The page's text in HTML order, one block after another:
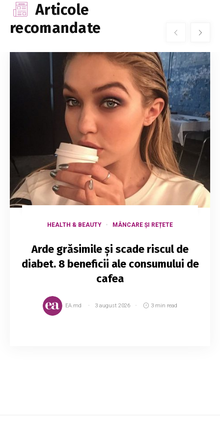
Articole
recomandate
HEALTH & BEAUTY MÂNCARE ȘI REȚETE
Arde grăsimile și scade riscul de
diabet. 8 beneficii ale consumului de
cafea
EA.md 3 august 2026 3 min read